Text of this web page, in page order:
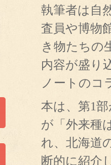
執筆者は自
査員や博物
き物たちの
内容が盛り
ノートのコ
本は、第1
が「外来種
れ、北海道
断的に紹介